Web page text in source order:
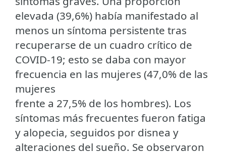
elevada (39,6%) había manifestado al
menos un síntoma persistente tras
recuperarse de un cuadro crítico de
COVID-19; esto se daba con mayor
frecuencia en las mujeres (47,0% de las
mujeres
frente a 27,5% de los hombres). Los
síntomas más frecuentes fueron fatiga
y alopecia, seguidos por disnea y
alteraciones del sueño. Se observaron